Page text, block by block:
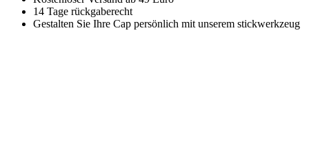
14 Tage rückgaberecht
Gestalten Sie Ihre Cap persönlich mit unserem stickwerkzeug